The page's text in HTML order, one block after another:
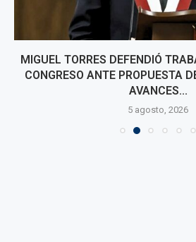
MIGUEL TORRES DEFENDIÓ
CONGRESO ANTE PROPUESTA
AVANCES...
5 agosto, 2026